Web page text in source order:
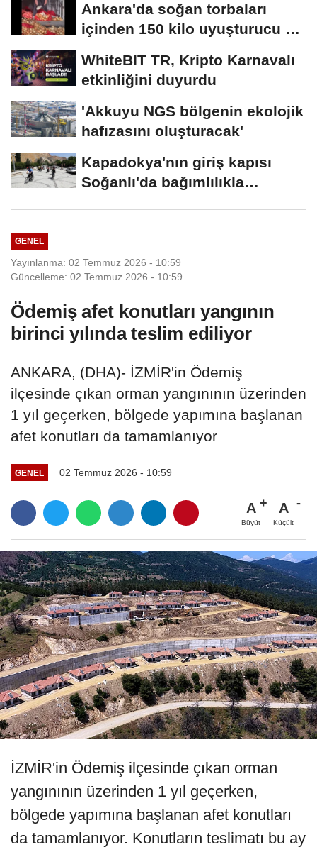
Ankara'da soğan torbaları
içinden 150 kilo uyuşturucu ele
WhiteBIT TR, Kripto Karnavalı
etkinliğini duyurdu
'Akkuyu NGS bölgenin ekolojik
hafızasını oluşturacak'
Kapadokya'nın giriş kapısı
Soğanlı'da bağımlılıkla
GENEL
Yayınlanma: 02 Temmuz 2026 - 10:59
Güncelleme: 02 Temmuz 2026 - 10:59
Ödemiş afet konutları yangının
birinci yılında teslim ediliyor
ANKARA, (DHA)- İZMİR'in Ödemiş
ilçesinde çıkan orman yangınının üzerinden
1 yıl geçerken, bölgede yapımına başlanan
afet konutları da tamamlanıyor
GENEL 02 Temmuz 2026 - 10:59
A
Büyüt
A
Küçült
İZMİR'in Ödemiş ilçesinde çıkan orman
yangınının üzerinden 1 yıl geçerken,
bölgede yapımına başlanan afet konutları
da tamamlanıyor. Konutların teslimatı bu ay